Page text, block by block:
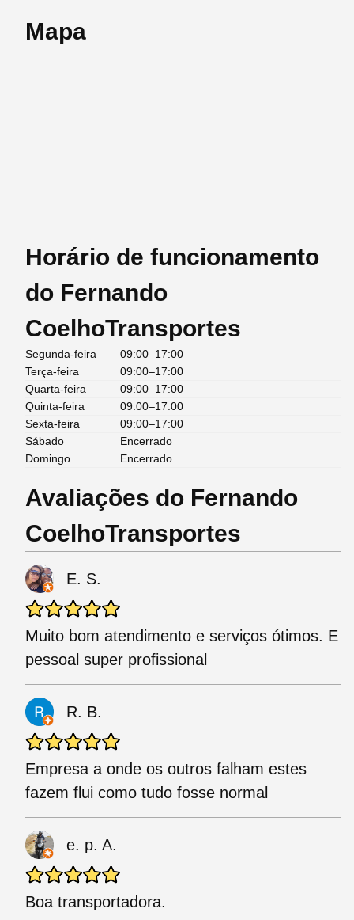
Mapa
Horário de funcionamento
do Fernando
CoelhoTransportes
Segunda-feira
09:00–17:00
Terça-feira
09:00–17:00
Quarta-feira
09:00–17:00
Quinta-feira
09:00–17:00
Sexta-feira
09:00–17:00
Sábado
Encerrado
Domingo
Encerrado
Avaliações do Fernando
CoelhoTransportes
E. S.
Muito bom atendimento e serviços ótimos. E
pessoal super profissional
R. B.
Empresa a onde os outros falham estes
fazem flui como tudo fosse normal
e. p. A.
Boa transportadora.